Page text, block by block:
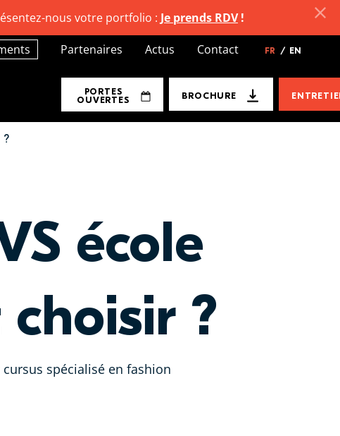
?
école
?
spécialisé en fashion
Partenaires Actus Contact FR / EN
PORTES
OUVERTES
BROCHURE
nous votre portfolio : Je prends RDV!